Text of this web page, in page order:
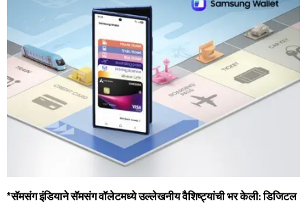
*सॅमसंग इंडियाने सॅमसंग वॉलेटमध्‍ये उल्‍लेखनीय वैशिष्‍ट्यांची भर केली: डिजिटल